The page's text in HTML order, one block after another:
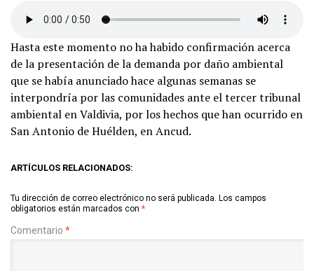
Hasta este momento no ha habido confirmación acerca
de la presentación de la demanda por daño ambiental
que se había anunciado hace algunas semanas se
interpondría por las comunidades ante el tercer tribunal
ambiental en Valdivia, por los hechos que han ocurrido en
San Antonio de Huélden, en Ancud.
ARTÍCULOS RELACIONADOS:
Tu dirección de correo electrónico no será publicada. Los campos
obligatorios están marcados con *
Comentario *